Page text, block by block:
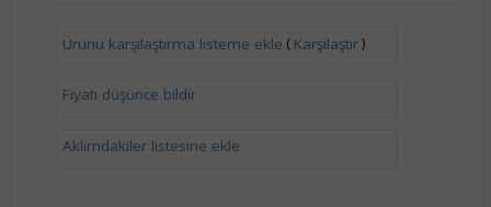
Ürünü karşılaştırma listeme ekle ( Karşılaştır)
Fiyatı düşünce bildir
Aklımdakiler listesine ekle